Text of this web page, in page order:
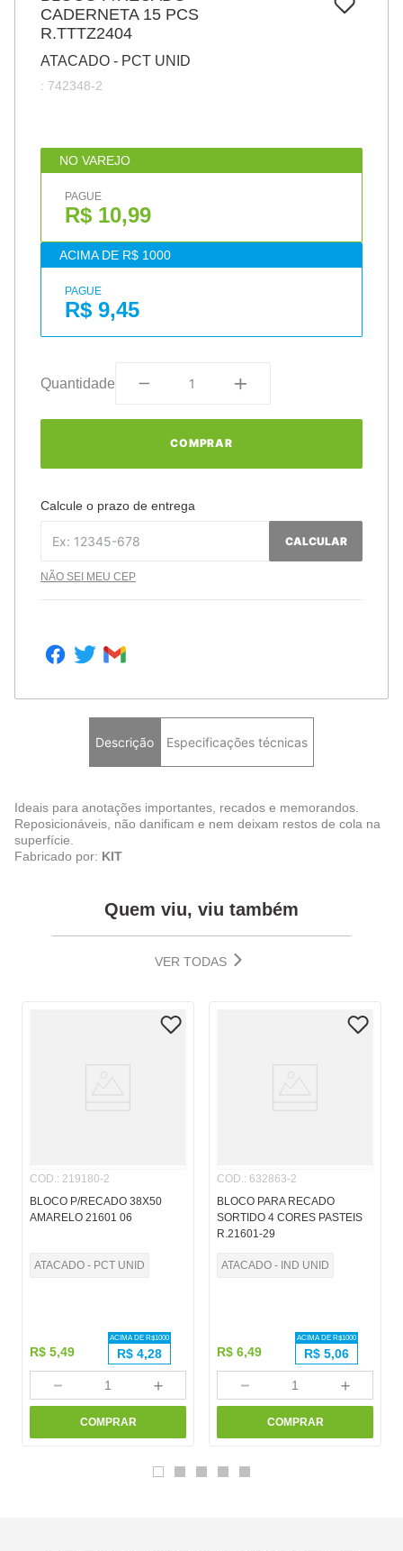
CADERNETA 15 PCS
R.TTTZ2404
ATACADO - PCT UNID
: 742348-2
NO VAREJO
PAGUE
R$ 10,99
ACIMA DE R$ 1000
PAGUE
R$ 9,45
Quantidade
COMPRAR
Calcule o prazo de entrega
CALCULAR
NÃO SEI MEU CEP
Descrição Especificações técnicas
Ideais para anotações importantes, recados e memorandos.
Reposicionáveis, não danificam e nem deixam restos de cola na
superfície.
Fabricado por: KIT
Quem viu, viu também
VER TODAS
COD.: 219180-2
BLOCO P/RECADO 38X50
AMARELO 21601 06
ATACADO - PCT UNID
R$ 5,49
ACIMA DE R$1000
R$ 4,28
＋
－
COMPRAR
COD.: 632863-2
BLOCO PARA RECADO
SORTIDO 4 CORES PASTEIS
R.21601-29
ATACADO - IND UNID
R$ 6,49
ACIMA DE R$1000
R$ 5,06
＋
－
COMPRAR
papel